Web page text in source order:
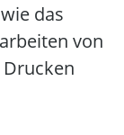
das
von